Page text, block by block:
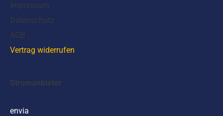
Impressum
Datenschutz
AGB
Vertrag widerrufen
Stromanbieter
envia